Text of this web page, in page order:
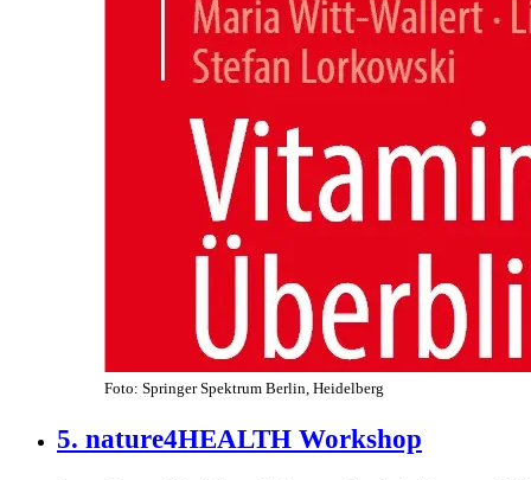
Foto: Springer Spektrum Berlin, Heidelberg
5. nature4HEALTH Workshop